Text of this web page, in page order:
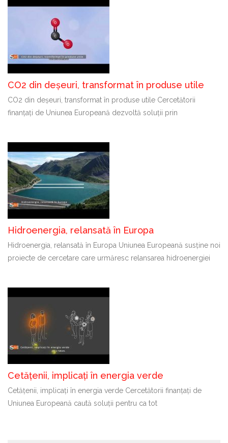
CO2 din deșeuri, transformat în produse utile
CO2 din deșeuri, transformat în produse utile Cercetătorii
finanțați de Uniunea Europeană dezvoltă soluții prin
Hidroenergia, relansată în Europa
Hidroenergia, relansată în Europa Uniunea Europeană susține noi
proiecte de cercetare care urmăresc relansarea hidroenergiei
Cetățenii, implicați în energia verde
Cetățenii, implicați în energia verde Cercetătorii finanțați de
Uniunea Europeană caută soluții pentru ca tot